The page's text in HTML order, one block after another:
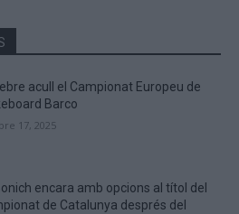
acull el Campionat Europeu de
Barco
17, 2025
encara amb opcions al títol del
de Catalunya després del